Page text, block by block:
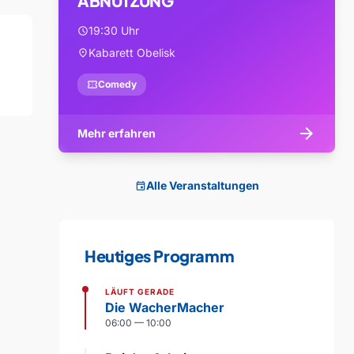
schedule19:30 Uhr
location_onKabarett Obelisk
confirmation_numberComedy
Mehr erfahren arrow_forward
eventAlle Veranstaltungen
Heutiges Programm
LÄUFT GERADE
Die WacherMacher
06:00 — 10:00